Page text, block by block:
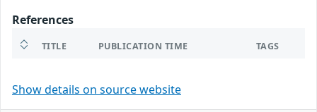
References
TITLE PUBLICATION TIME TAGS
Show details on source website